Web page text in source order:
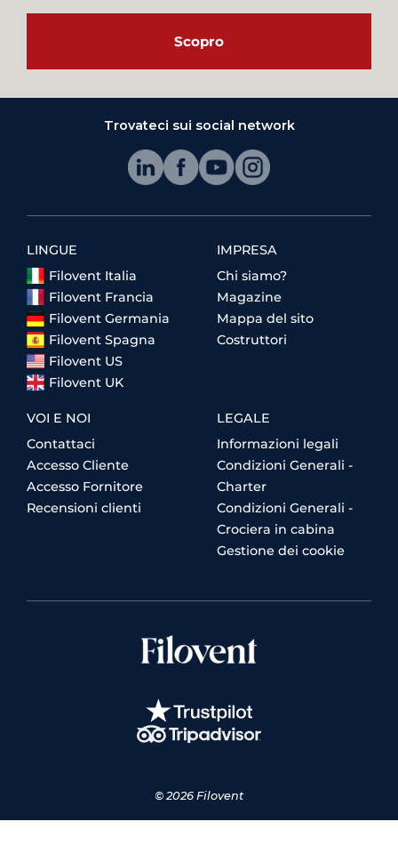
Scopro
Trovateci sui social network
LINGUE
Filovent Italia
Filovent Francia
Filovent Germania
Filovent Spagna
Filovent US
Filovent UK
IMPRESA
Chi siamo?
Magazine
Mappa del sito
Costruttori
VOI E NOI
Contattaci
Accesso Cliente
Accesso Fornitore
Recensioni clienti
LEGALE
Informazioni legali
Condizioni Generali -
Charter
Condizioni Generali -
Crociera in cabina
Gestione dei cookie
© 2026 Filovent